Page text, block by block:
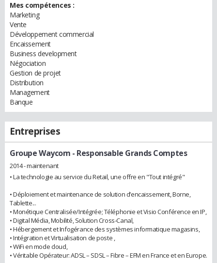
Mes compétences :
Marketing
Vente
Développement commercial
Encaissement
Business development
Négociation
Gestion de projet
Distribution
Management
Banque
Entreprises
Groupe Waycom - Responsable Grands Comptes
2014 - maintenant
• La technologie au service du Retail, une offre en "Tout intégré"
• Déploiement et maintenance de solution d’encaissement, Borne,
Tablette...
• Monétique Centralisée/Intégrée; Téléphonie et Visio Conférence en IP,
• Digital Média, Mobilité, Solution Cross-Canal,
• Hébergement et Infogérance des systèmes informatique magasins,
• Intégration et Virtualisation de poste ,
• WiFi en mode cloud,
• Véritable Opérateur: ADSL – SDSL – Fibre – EFM en France et en Europe.